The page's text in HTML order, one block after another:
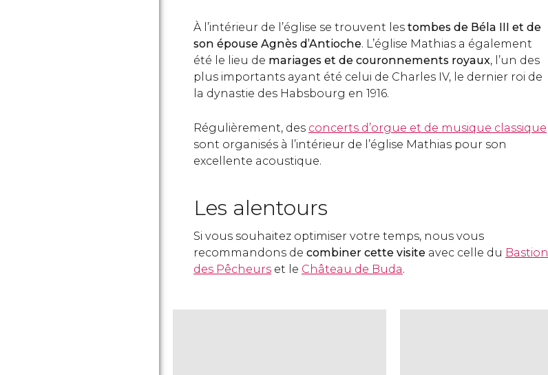
À l’intérieur de l’église se trouvent les tombes de Béla III et de
son épouse Agnès d’Antioche. L’église Mathias a également
été le lieu de mariages et de couronnements royaux, l’un des
plus importants ayant été celui de Charles IV, le dernier roi de
la dynastie des Habsbourg en 1916.
Régulièrement, des concerts d’orgue et de musique classique
sont organisés à l’intérieur de l’église Mathias pour son
excellente acoustique.
Les alentours
Si vous souhaitez optimiser votre temps, nous vous
recommandons de combiner cette visite avec celle du Bastion
des Pêcheurs et le Château de Buda.